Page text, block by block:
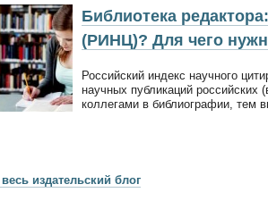
Библиотека
(РИНЦ)? Для чего
Российский индекс научного
научных публикаций
коллегами в библиографии, тем
издательский блог